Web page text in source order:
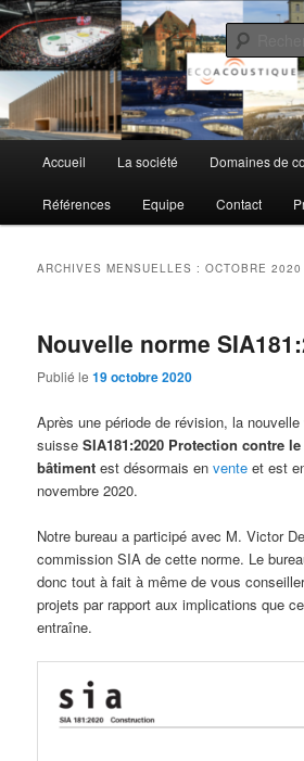
Aller
au
contenu
principal
Aller
au
contenu
secondaireEcoAcoustique SA
principal
Accueil La société Domaines de
Références Equipe Contact
ARCHIVES MENSUELLES :OCTOBRE 2020
Nouvelle norme
Publié le19 octobre 2020
Après une période de révision, la
suisseSIA181:2020 Protection contre
bâtiment est désormais envente et est
novembre 2020.
Notre bureau a participé avec M. Victor
commission SIA de cette norme. Le
donc tout à fait à même de vous
projets par rapport aux implications que
entraîne.